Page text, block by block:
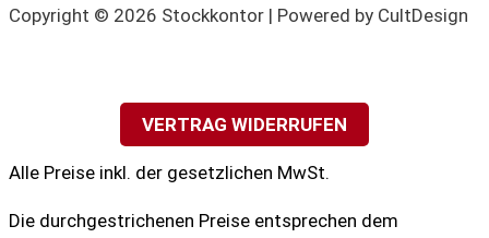
Copyright © 2026 Stockkontor | Powered by CultDesign
VERTRAG WIDERRUFEN
Alle Preise inkl. der gesetzlichen MwSt.
Die durchgestrichenen Preise entsprechen dem